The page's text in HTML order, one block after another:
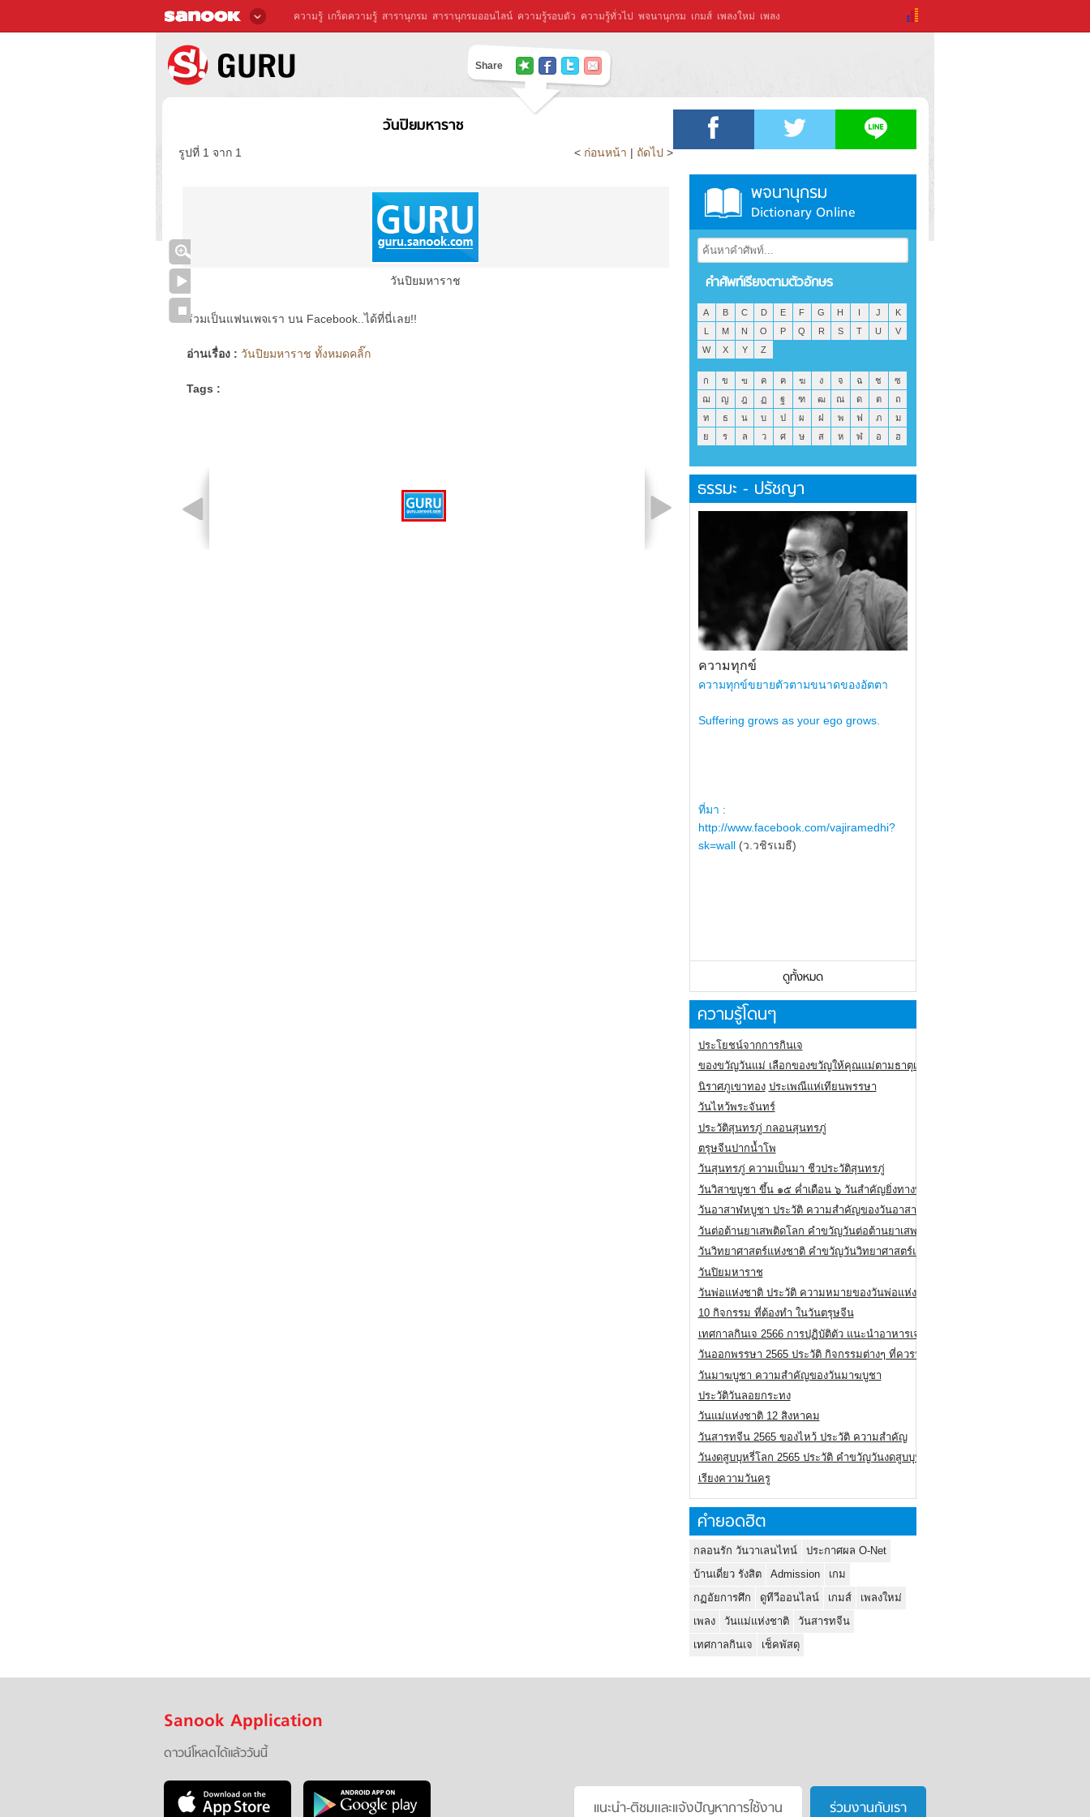
ความรู้ เกร็ดความรู้ สารานุกรม สารานุกรมออนไลน์ ความรู้รอบตัว ความรู้ทั่วไป พจนานุกรม เกมส์ เพลงใหม่ เพลง
Share
วันปิยมหาราช
รูปที่ 1 จาก 1 < ก่อนหน้า | ถัดไป >
วันปิยมหาราช
ร่วมเป็นแฟนเพจเรา บน Facebook..ได้ที่นี่เลย!!
อ่านเรื่อง : วันปิยมหาราช ทั้งหมดคลิ๊ก
Tags :
พจนานุกรม
Dictionary Online
คำศัพท์เรียงตามตัวอักษร
A B C D E F G H I J
K
L
M N O P Q R S T U
V
W
X Y Z
ก ข ฃ ค ฅ ฆ ง จ ฉ ช
ซ
ฌ
ญ ฎ ฏ ฐ ฑ ฒ ณ ด ต
ถ
ท
ธ น บ ป ผ ฝ พ ฟ ภ
ม
ย
ร ล ว ศ ษ ส ห ฬ อ ฮ
ธรรมะ - ปรัชญา
ความทุกข์
ความทุกข์ขยายตัวตามขนาดของอัตตา
Suffering grows as your ego grows.
ที่มา :
http://www.facebook.com/vajiramedhi?
sk=wall (ว.วชิรเมธี)
ดูทั้งหมด
ความรู้โดนๆ
ประโยชน์จากการกินเจ
ของขวัญวันแม่ เลือกของขวัญให้คุณแม่ตามธาตุเกิด
นิราศภูเขาทอง ประเพณีแห่เทียนพรรษา
วันไหว้พระจันทร์
ประวัติสุนทรภู่ กลอนสุนทรภู่
ตรุษจีนปากน้ำโพ
วันสุนทรภู่ ความเป็นมา ชีวประวัติสุนทรภู่
วันวิสาขบูชา ขึ้น ๑๕ ค่ำเดือน ๖ วันสำคัญยิ่งทางพระพุทธศาสนา
วันอาสาฬหบูชา ประวัติ ความสําคัญของวันอาสาฬหบูชา
วันต่อต้านยาเสพติดโลก คำขวัญวันต่อต้านยาเสพติดสากล
วันวิทยาศาสตร์แห่งชาติ คำขวัญวันวิทยาศาสตร์แห่งชาติ
วันปิยมหาราช
วันพ่อแห่งชาติ ประวัติ ความหมายของวันพ่อแห่งชาติ
10 กิจกรรม ที่ต้องทำ ในวันตรุษจีน
เทศกาลกินเจ 2566 การปฏิบัติตัว แนะนำอาหารเจ
วันออกพรรษา 2565 ประวัติ กิจกรรมต่างๆ ที่ควรปฏิบัติ
วันมาฆบูชา ความสำคัญของวันมาฆบูชา
ประวัติวันลอยกระทง
วันแม่แห่งชาติ 12 สิงหาคม
วันสารทจีน 2565 ของไหว้ ประวัติ ความสำคัญ
วันงดสูบบุหรี่โลก 2565 ประวัติ คำขวัญวันงดสูบบุหรี่โลก
เรียงความวันครู
คำยอดฮิต
กลอนรัก วันวาเลนไทน์
ประกาศผล O-Net
บ้านเดี่ยว รังสิต
Admission
เกม
กฏอัยการศึก
ดูทีวีออนไลน์ เกมส์
เพลงใหม่
เพลง
วันแม่แห่งชาติ
วันสารทจีน
เทศกาลกินเจ
เช็คพัสดุ
Sanook Application
ดาวน์โหลดได้แล้ววันนี้
แนะนำ-ติชมเเละแจ้งปัญหาการใช้งาน ร่วมงานกับเรา